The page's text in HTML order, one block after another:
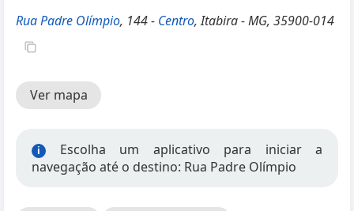
Rua Padre Olímpio, 144 - Centro, Itabira - MG, 35900-014
Ver mapa
i
Escolha um aplicativo para iniciar a
navegação até o destino: Rua Padre Olímpio